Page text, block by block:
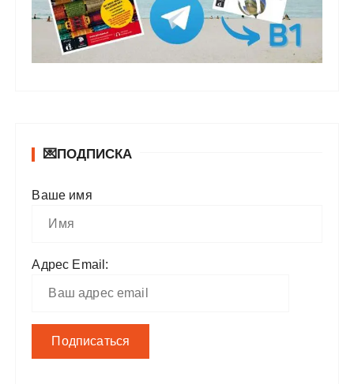
💌ПОДПИСКА
Ваше имя
Адрес Email: